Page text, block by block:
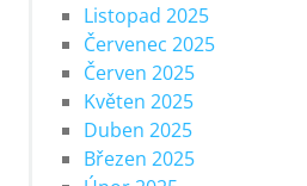
Listopad 2025
Červenec 2025
Červen 2025
Květen 2025
Duben 2025
Březen 2025